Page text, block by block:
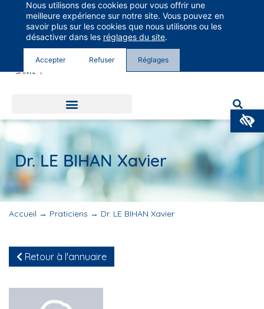
Groupe Vivalto Santé
Entre nous, la vie
Dr. LE BIHAN Xavier
Accueil → Praticiens → Dr. LE BIHAN Xavier
Retour à l'annuaire
Nous utilisons des cookies pour vous offrir une
meilleure expérience sur notre site. Vous pouvez en
savoir plus sur les cookies que nous utilisons ou les
désactiver dans les réglages du site.
Accepter Refuser Réglages